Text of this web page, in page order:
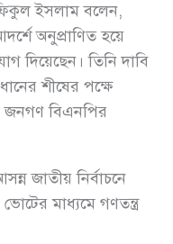
ইসলাম বলেন,
অনুপ্রাণিত হয়ে
দিয়েছেন। তিনি দাবি
শীষের পক্ষে
জনগণ বিএনপির
জাতীয় নির্বাচনে
মাধ্যমে গণতন্ত্র